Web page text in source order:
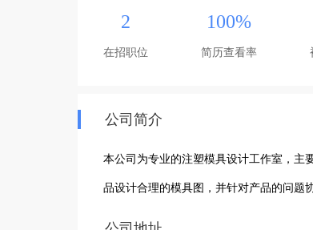
2
在招职位
100%
简历查看率
公司简介
本公司为专业的注塑模具设计工作室，主
品设计合理的模具图，并针对产品的问题